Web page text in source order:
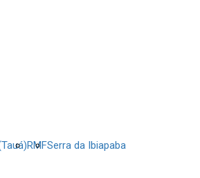
RMFSerra da Ibiapaba